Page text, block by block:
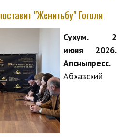
"Женитьбу" Гоголя
Сухум. 2
июня 2026.
Апсныпресс.
Абхазский